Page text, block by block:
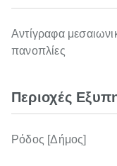
Αντίγραφα
πανοπλίες
Περιοχές
Ρόδος [Δήμος]